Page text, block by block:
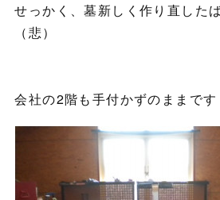
せっかく、墓新しく作り直した
（悲）
会社の2階も手付かずのままです